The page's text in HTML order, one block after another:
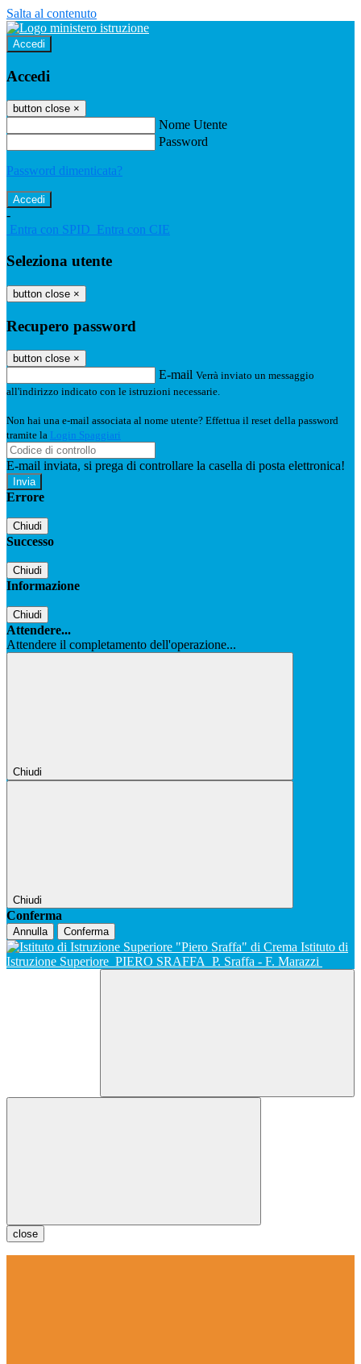
Salta al contenuto
Accedi
Accedi
button close ×
Nome Utente
Password
Password dimenticata?
-
Entra con SPID Entra con CIE
Seleziona utente
button close ×
Recupero password
button close ×
E-mail Verrà inviato un messaggio
all'indirizzo indicato con le istruzioni necessarie.
Non hai una e-mail associata al nome utente? Effettua il reset della password
tramite la Login Spaggiari
E-mail inviata, si prega di controllare la casella di posta elettronica!
Errore
Chiudi
Successo
Chiudi
Informazione
Chiudi
Attendere...
Attendere il completamento dell'operazione...
Chiudi
Chiudi
Conferma
Annulla Conferma
Istituto di
Istruzione Superiore PIERO SRAFFA P. Sraffa - F. Marazzi
close